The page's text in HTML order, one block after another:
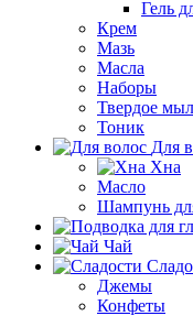
Гель
Крем
Мазь
Масла
Наборы
Твердое
Тоник
Для
Хна
Масло
Шампунь
Чай
Джемы
Конфеты